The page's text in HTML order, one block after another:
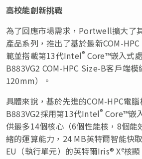
高校能創新挑戰
為了回應市場需求，Portwell擴大了
產品系列，推出了基於最新COM-
範並搭載第13代Intel® Core™嵌入式
B883VG2 COM-HPC Size-B客戶端
120mm）。
具體來說，基於先進的COM-HPC電
B883VG2採用第13代Intel® Core™嵌
供最多14個核心（6個性能核，8個能
緒的運算能力，24 MB英特爾智能快
EU（執行單元）的英特爾Iris® Xe核